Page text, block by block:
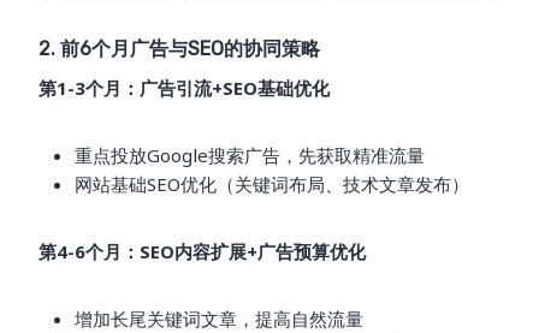
2. 前6个月广告与SEO的协同策略
第1-3个月：广告引流+SEO基础优化
重点投放Google搜索广告，先获取精准流量
网站基础SEO优化（关键词布局、技术文章发布）
第4-6个月：SEO内容扩展+广告预算优化
增加长尾关键词文章，提高自然流量